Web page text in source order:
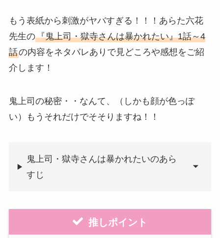
もう表紙から刺激がヤバすぎる！！！あらた六花
先生の『鬼上司・獄寺さんは暴かれたい』1話～4
話の内容をネタバレありで見どころや感想をご紹
介します！
鬼上司の秘密・・なんて、（しかも顔が色っぽ
い）もうそれだけでそそりますね！！
鬼上司・獄寺さんは暴かれたいのあら
すじ
推しポイント